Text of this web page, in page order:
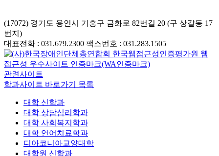
(17072) 경기도 용인시 기흥구 금화로 82번길 20 (구 상갈동 17
번지)
대표전화 : 031.679.2300 팩스번호 : 031.283.1505
관련사이트
학과사이트 바로가기 목록
대학 신학과
대학 상담심리학과
대학 사회복지학과
대학 언어치료학과
디아코니아교양대학
대학원 신학과